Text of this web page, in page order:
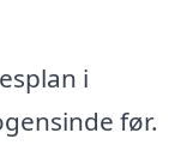
i
før.